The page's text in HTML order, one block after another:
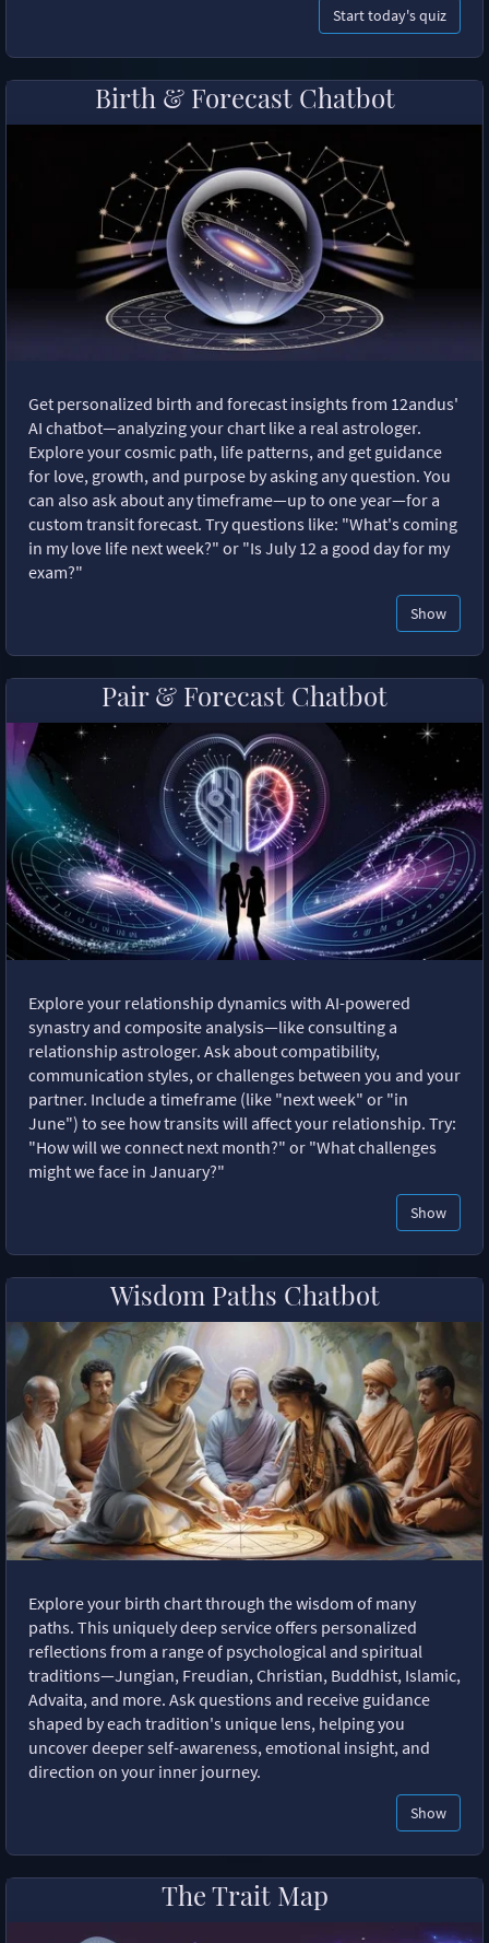
Start today's quiz
Birth & Forecast Chatbot
Get personalized birth and forecast insights from 12andus'
AI chatbot—analyzing your chart like a real astrologer.
Explore your cosmic path, life patterns, and get guidance
for love, growth, and purpose by asking any question. You
can also ask about any timeframe—up to one year—for a
custom transit forecast. Try questions like: "What's coming
in my love life next week?" or "Is July 12 a good day for my
exam?"
Show
Pair & Forecast Chatbot
Explore your relationship dynamics with AI-powered
synastry and composite analysis—like consulting a
relationship astrologer. Ask about compatibility,
communication styles, or challenges between you and your
partner. Include a timeframe (like "next week" or "in
June") to see how transits will affect your relationship. Try:
"How will we connect next month?" or "What challenges
might we face in January?"
Show
Wisdom Paths Chatbot
Explore your birth chart through the wisdom of many
paths. This uniquely deep service offers personalized
reflections from a range of psychological and spiritual
traditions—Jungian, Freudian, Christian, Buddhist, Islamic,
Advaita, and more. Ask questions and receive guidance
shaped by each tradition's unique lens, helping you
uncover deeper self-awareness, emotional insight, and
direction on your inner journey.
Show
The Trait Map